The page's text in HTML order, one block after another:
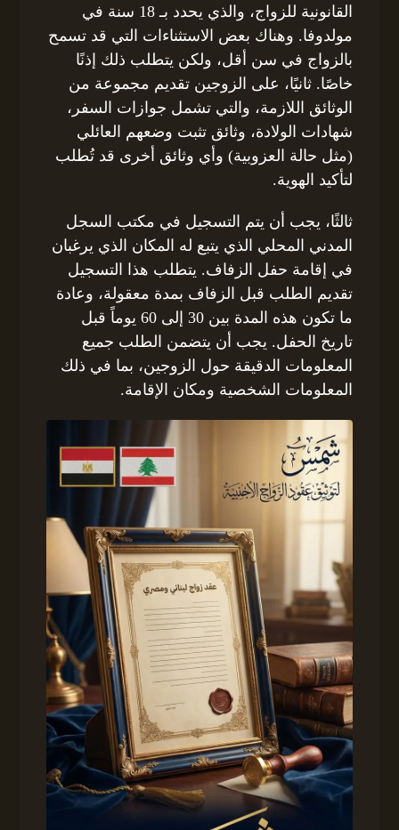
القانونية للزواج، والذي يحدد بـ 18 سنة في
مولدوفا. وهناك بعض الاستثناءات التي قد تسمح
بالزواج في سن أقل، ولكن يتطلب ذلك إذنًا
خاصًا. ثانيًا، على الزوجين تقديم مجموعة من
الوثائق اللازمة، والتي تشمل جوازات السفر،
شهادات الولادة، وثائق تثبت وضعهم العائلي
(مثل حالة العزوبية) وأي وثائق أخرى قد تُطلب
لتأكيد الهوية.
ثالثًا، يجب أن يتم التسجيل في مكتب السجل
المدني المحلي الذي يتبع له المكان الذي يرغبان
في إقامة حفل الزفاف. يتطلب هذا التسجيل
تقديم الطلب قبل الزفاف بمدة معقولة، وعادة
ما تكون هذه المدة بين 30 إلى 60 يوماً قبل
تاريخ الحفل. يجب أن يتضمن الطلب جميع
المعلومات الدقيقة حول الزوجين، بما في ذلك
المعلومات الشخصية ومكان الإقامة.